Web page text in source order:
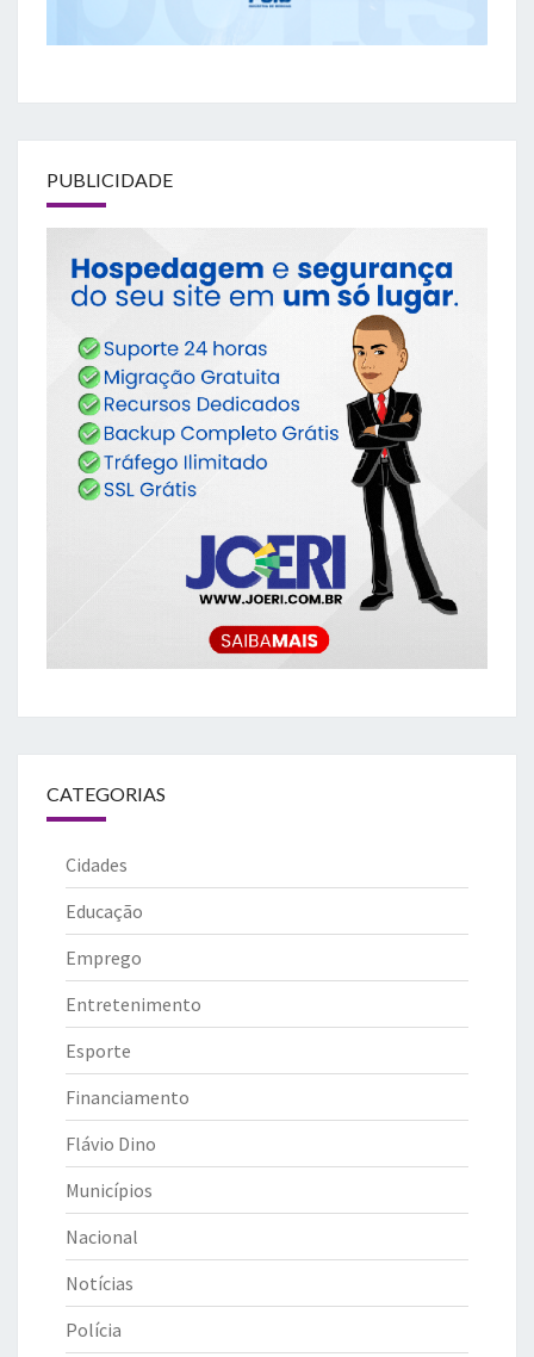
PUBLICIDADE
CATEGORIAS
Cidades
Educação
Emprego
Entretenimento
Esporte
Financiamento
Flávio Dino
Municípios
Nacional
Notícias
Polícia